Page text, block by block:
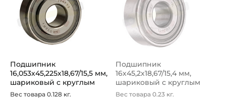
Подшипник
16,053х45,225х18,67/15,5 мм,
шариковый с круглым
отверстием н...
Вес товара 0.128 кг.
Подшипник
16х45,2х18,67/15,4 мм,
шариковый с круглым
отверстием на вал ...
Вес товара 0.23 кг.